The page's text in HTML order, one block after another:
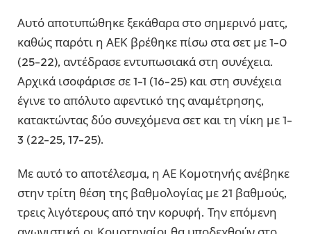
Αυτό αποτυπώθηκε ξεκάθαρα στο σημερινό ματς,
καθώς παρότι η ΑΕΚ βρέθηκε πίσω στα σετ με 1-0
(25-22), αντέδρασε εντυπωσιακά στη συνέχεια.
Αρχικά ισοφάρισε σε 1-1 (16-25) και στη συνέχεια
έγινε το απόλυτο αφεντικό της αναμέτρησης,
κατακτώντας δύο συνεχόμενα σετ και τη νίκη με 1-
3 (22-25, 17-25).
Με αυτό το αποτέλεσμα, η ΑΕ Κομοτηνής ανέβηκε
στην τρίτη θέση της βαθμολογίας με 21 βαθμούς,
τρεις λιγότερους από την κορυφή. Την επόμενη